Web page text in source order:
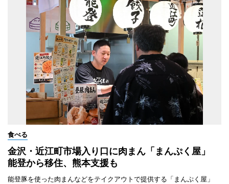
食べる
金沢・近江町市場入り口に肉まん「まんぷく屋」
能登から移住、熊本支援も
能登豚を使った肉まんなどをテイクアウトで提供する「まんぷく屋」